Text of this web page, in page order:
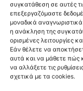
συγκατάθεση σε αυτές
επεξεργαζόμαστε
μοναδικά
η ανάκληση της
ορισμένες λειτουργίες
Εάν θέλετε να
αυτά και να μάθετε πώς
να αλλάξετε τις
σχετικά με τα cookies.
Πολιτική
Newsletter
Email
Sign me up!
Ακολούθησέ μας